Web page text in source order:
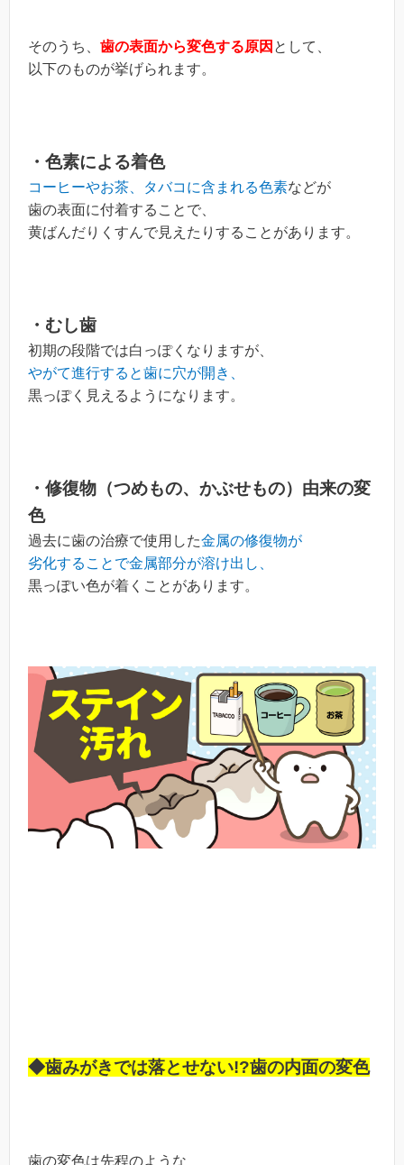
そのうち、 歯の表面から変色する原因 として、
以下のものが挙げられます。
・色素による着色
コーヒーやお茶、タバコに含まれる色素などが
歯の表面に付着することで、
黄ばんだりくすんで見えたりすることがあります。
・むし歯
初期の段階では白っぽくなりますが、
やがて進行すると歯に穴が開き、
黒っぽく見えるようになります。
・修復物（つめもの、かぶせもの）由来の変
色
過去に歯の治療で使用した金属の修復物が
劣化することで金属部分が溶け出し、
黒っぽい色が着くことがあります。
◆歯みがきでは落とせない!?歯の内面の変色
歯の変色は先程のような